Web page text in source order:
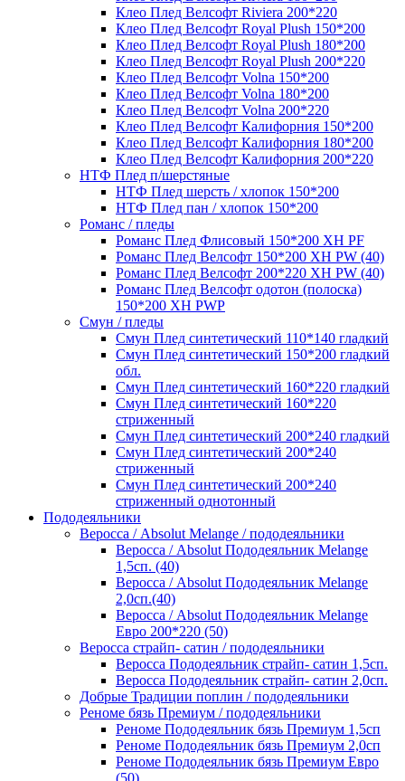
Клео Плед Велсофт Riviera 200*220
Клео Плед Велсофт Royal Plush 150*200
Клео Плед Велсофт Royal Plush 180*200
Клео Плед Велсофт Royal Plush 200*220
Клео Плед Велсофт Volna 150*200
Клео Плед Велсофт Volna 180*200
Клео Плед Велсофт Volna 200*220
Клео Плед Велсофт Калифорния 150*200
Клео Плед Велсофт Калифорния 180*200
Клео Плед Велсофт Калифорния 200*220
НТФ Плед п/шерстяные
НТФ Плед шерсть / хлопок 150*200
НТФ Плед пан / хлопок 150*200
Романс / пледы
Романс Плед Флисовый 150*200 XH PF
Романс Плед Велсофт 150*200 XH PW (40)
Романс Плед Велсофт 200*220 XH PW (40)
Романс Плед Велсофт одотон (полоска)
150*200 XH PWP
Смун / пледы
Смун Плед синтетический 110*140 гладкий
Смун Плед синтетический 150*200 гладкий
обл.
Смун Плед синтетический 160*220 гладкий
Смун Плед синтетический 160*220
стриженный
Смун Плед синтетический 200*240 гладкий
Смун Плед синтетический 200*240
стриженный
Смун Плед синтетический 200*240
стриженный однотонный
Пододеяльники
Веросса / Absolut Melange / пододеяльники
Веросса / Absolut Пододеяльник Melange
1,5сп. (40)
Веросса / Absolut Пододеяльник Melange
2,0сп.(40)
Веросса / Absolut Пододеяльник Melange
Евро 200*220 (50)
Веросса страйп- сатин / пододеяльники
Веросса Пододеяльник страйп- сатин 1,5сп.
Веросса Пододеяльник страйп- сатин 2,0сп.
Добрые Традиции поплин / пододеяльники
Реноме бязь Премиум / пододеяльники
Реноме Пододеяльник бязь Премиум 1,5сп
Реноме Пододеяльник бязь Премиум 2,0сп
Реноме Пододеяльник бязь Премиум Евро